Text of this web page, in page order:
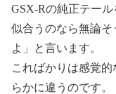
GSX-Rの純正テール
似合うのなら無論そ
よ」と言います。
こればかりは感覚
らかに違うのです。